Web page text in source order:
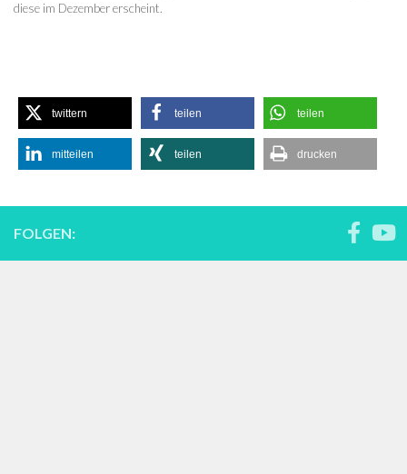
diese im Dezember erscheint.
twittern teilen teilen
mitteilen teilen drucken
FOLGEN: